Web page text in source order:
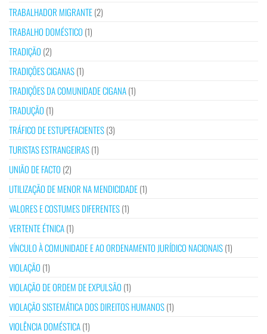
TRABALHADOR MIGRANTE(2)
TRABALHO DOMÉSTICO (1)
TRADIÇÃO (2)
TRADIÇÕES CIGANAS(1)
TRADIÇÕES DA COMUNIDADE CIGANA(1)
TRADUÇÃO (1)
TRÁFICO DE ESTUPEFACIENTES(3)
TURISTAS ESTRANGEIRAS(1)
UNIÃO DE FACTO (2)
UTILIZAÇÃO DE MENOR NA MENDICIDADE(1)
VALORES E COSTUMES DIFERENTES(1)
VERTENTE ÉTNICA(1)
VÍNCULO À COMUNIDADE E AO ORDENAMENTO JURÍDICO NACIONAIS(1)
VIOLAÇÃO (1)
VIOLAÇÃO DE ORDEM DE EXPULSÃO (1)
VIOLAÇÃO SISTEMÁTICA DOS DIREITOS HUMANOS(1)
VIOLÊNCIA DOMÉSTICA(1)